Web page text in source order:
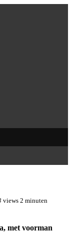
views 2 minuten
met voorman